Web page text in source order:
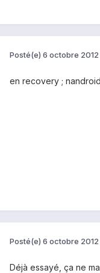
Posté(e) 6 octobre 2012
en recovery ;
Posté(e) 6 octobre 2012
Déjà essayé, ça ne